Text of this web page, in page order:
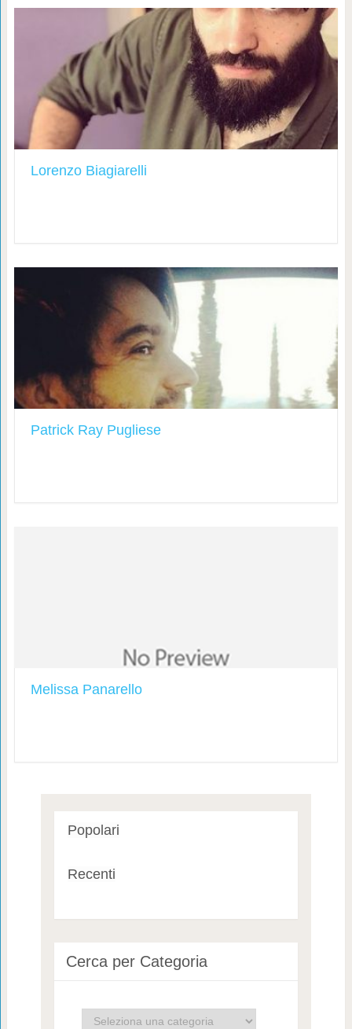
Lorenzo Biagiarelli
Patrick Ray Pugliese
Melissa Panarello
Popolari
Recenti
Cerca per Categoria
Cerca